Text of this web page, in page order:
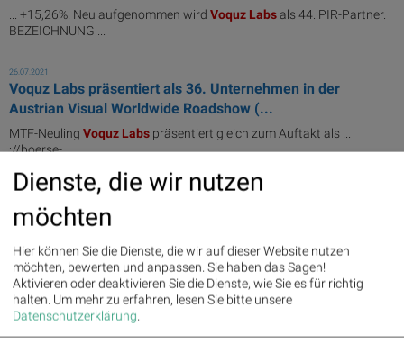
... +15,26%. Neu aufgenommen wird Voquz Labsals 44. PIR-Partner.
BEZEICHNUNG ...
26.07.2021
Voquz Labs präsentiert als 36. Unternehmen in der
Austrian Visual Worldwide Roadshow (...
MTF-Neuling Voquz Labs präsentiert gleich zum Auftakt als ...
://boerse-
5 (Der Input von ...
26.07.2021
Bedingungen, um Wachstumskurs weltweit...
... der erste Handelstag vonVoquzLabsim direct market plus der ...
Bedingungen, um den Wachstumskurs vonVoquzLabs
fortzusetzen. Wir freuen uns ...
Dienste, die wir nutzen
möchten
Hier können Sie die Dienste, die wir auf dieser Website nutzen
möchten, bewerten und anpassen. Sie haben das Sagen!
Aktivieren oder deaktivieren Sie die Dienste, wie Sie es für richtig
halten. Um mehr zu erfahren, lesen Sie bitte unsere
Datenschutzerklärung.